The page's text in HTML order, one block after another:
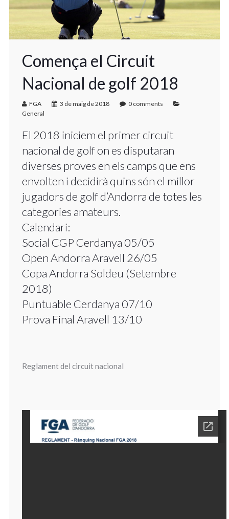
Comença el Circuit
Nacional de golf 2018
FGA 3 de maig de 2018
0 comments
General
El 2018 iniciem el primer circuit
nacional de golf on es disputaran
diverses proves en els camps que ens
envolten i decidirà quins són el millor
jugadors de golf d’Andorra de totes les
categories amateurs.
Calendari:
Social CGP Cerdanya 05/05
Open Andorra Aravell 26/05
Copa Andorra Soldeu (Setembre
2018)
Puntuable Cerdanya 07/10
Prova Final Aravell 13/10
Reglament del circuit nacional